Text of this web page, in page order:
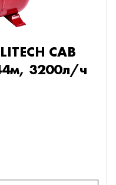
САВ
3200л/ч